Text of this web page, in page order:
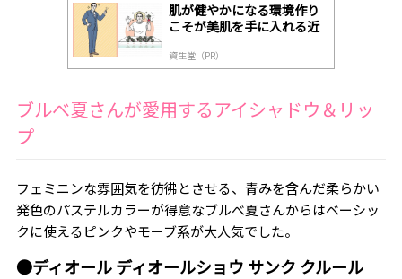
肌が健やかになる環境作り
こそが美肌を手に入れる近
資生堂（PR）
ブルべ夏さんが愛用するアイシャドウ＆リッ
プ
フェミニンな雰囲気を彷彿とさせる、青みを含んだ柔らかい
発色のパステルカラーが得意なブルべ夏さんからはベーシッ
クに使えるピンクやモーブ系が大人気でした。
●ディオール ディオールショウ サンク クルール